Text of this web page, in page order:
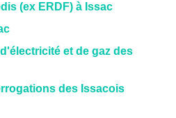
(ex ERDF) à Issac
et de gaz des
des Issacois